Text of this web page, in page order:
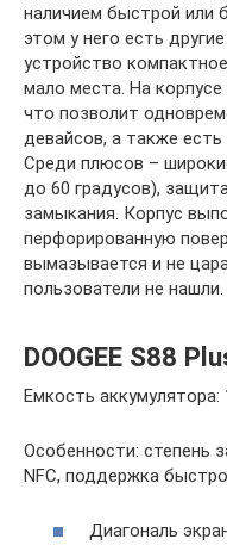
наличием быстрой или
этом у него есть
устройство
мало места. На
что позволит
девайсов, а также
Среди плюсов –
до 60 градусов),
замыкания. Корпус
перфорированную
вымазывается и не
пользователи не нашли.
DOOGEE S88
Емкость аккумулятора:
Особенности: степень
NFC, поддержка
Диагональ